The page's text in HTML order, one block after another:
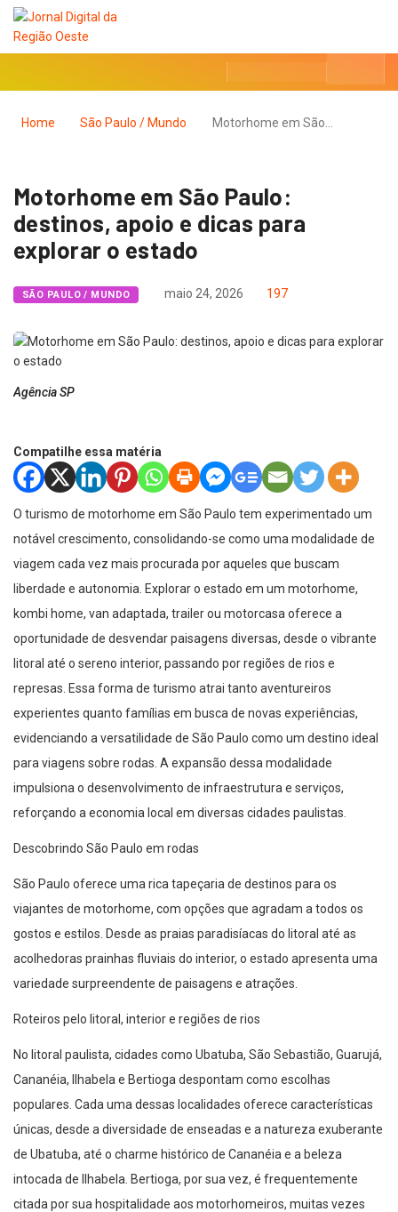
Home São Paulo / Mundo Motorhome em São…
Motorhome em São Paulo:
destinos, apoio e dicas para
explorar o estado
SÃO PAULO / MUNDO maio 24, 2026 197
Agência SP
Compatilhe essa matéria
O turismo de motorhome em São Paulo tem experimentado um
notável crescimento, consolidando-se como uma modalidade de
viagem cada vez mais procurada por aqueles que buscam
liberdade e autonomia. Explorar o estado em um motorhome,
kombi home, van adaptada, trailer ou motorcasa oferece a
oportunidade de desvendar paisagens diversas, desde o vibrante
litoral até o sereno interior, passando por regiões de rios e
represas. Essa forma de turismo atrai tanto aventureiros
experientes quanto famílias em busca de novas experiências,
evidenciando a versatilidade de São Paulo como um destino ideal
para viagens sobre rodas. A expansão dessa modalidade
impulsiona o desenvolvimento de infraestrutura e serviços,
reforçando a economia local em diversas cidades paulistas.
Descobrindo São Paulo em rodas
São Paulo oferece uma rica tapeçaria de destinos para os
viajantes de motorhome, com opções que agradam a todos os
gostos e estilos. Desde as praias paradisíacas do litoral até as
acolhedoras prainhas fluviais do interior, o estado apresenta uma
variedade surpreendente de paisagens e atrações.
Roteiros pelo litoral, interior e regiões de rios
No litoral paulista, cidades como Ubatuba, São Sebastião, Guarujá,
Cananéia, Ilhabela e Bertioga despontam como escolhas
populares. Cada uma dessas localidades oferece características
únicas, desde a diversidade de enseadas e a natureza exuberante
de Ubatuba, até o charme histórico de Cananéia e a beleza
intocada de Ilhabela. Bertioga, por sua vez, é frequentemente
citada por sua hospitalidade aos motorhomeiros, muitas vezes